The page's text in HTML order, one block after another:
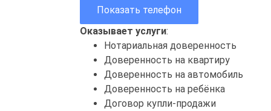
Показать телефон
Оказывает услуги:
Нотариальная доверенность
Доверенность на квартиру
Доверенность на автомобиль
Доверенность на ребёнка
Договор купли-продажи